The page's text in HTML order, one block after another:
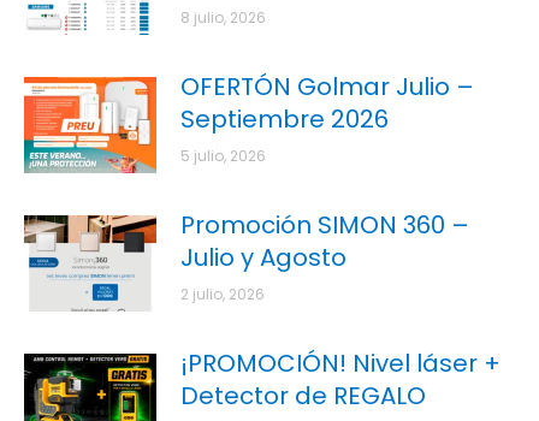
8 julio, 2026
OFERTÓN Golmar Julio –
Septiembre 2026
5 julio, 2026
Promoción SIMON 360 –
Julio y Agosto
2 julio, 2026
¡PROMOCIÓN! Nivel láser +
Detector de REGALO